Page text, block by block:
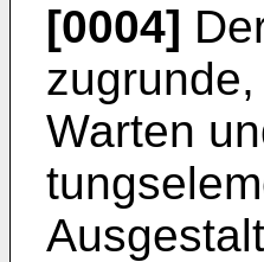
[0004]
Warten